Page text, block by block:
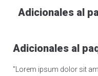
Adicionales al
Adicionales al
"Lorem ipsum dolor sit